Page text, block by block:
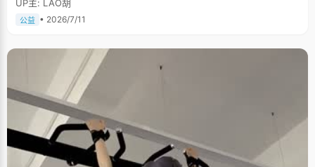
UP主: LAO胡
公益 • 2026/7/11